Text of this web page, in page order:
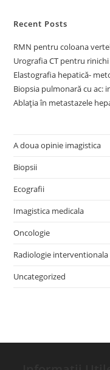
Recent Posts
RMN pentru coloana
Urografia CT pentru rinichi
Elastografia hepatică-
Biopsia pulmonară cu ac:
Ablația în metastazele
A doua opinie imagistica
Biopsii
Ecografii
Imagistica medicala
Oncologie
Radiologie interventionala
Uncategorized